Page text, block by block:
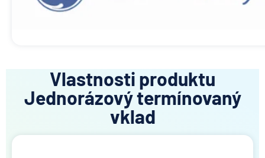
Vlastnosti produktu
Jednorázový termínovaný
vklad